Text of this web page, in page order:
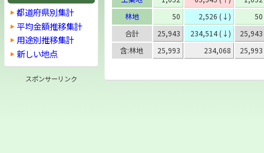
林地
50 2,526 (↓)
50
合計
25,943 234,514 (↓)
25,943
含:林地
25,993 234,068 25,993
都道府県別集計
平均金額推移集計
用途別推移集計
新しい地点
スポンサーリンク